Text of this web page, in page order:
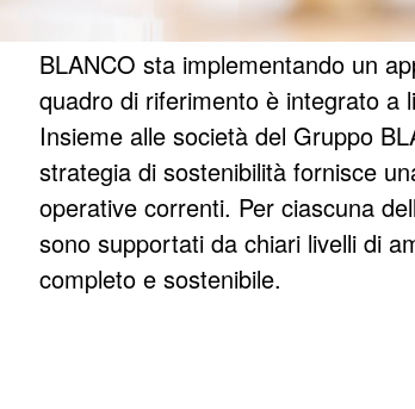
BLANCO sta implementando un
quadro di riferimento è integrato a
Insieme alle società del Gruppo
strategia di sostenibilità fornisce
operative correnti. Per ciascuna
sono supportati da chiari livelli di
completo e sostenibile.